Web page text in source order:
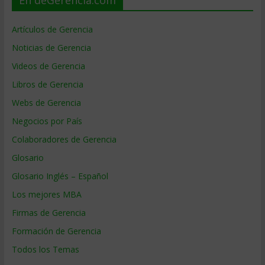
Artículos de Gerencia
Noticias de Gerencia
Videos de Gerencia
Libros de Gerencia
Webs de Gerencia
Negocios por País
Colaboradores de Gerencia
Glosario
Glosario Inglés – Español
Los mejores MBA
Firmas de Gerencia
Formación de Gerencia
Todos los Temas